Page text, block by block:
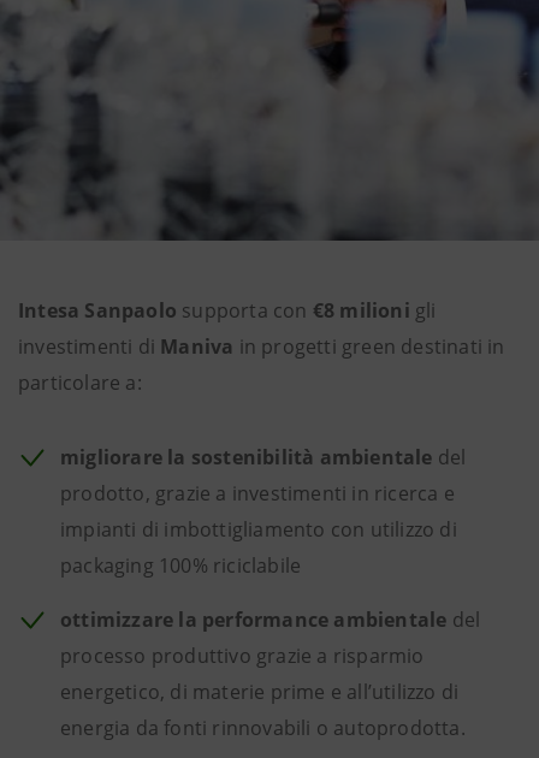
Intesa Sanpaolo supporta con €8 milioni gli
investimenti di Maniva in progetti green destinati in
particolare a:
migliorare la sostenibilità ambientale del
prodotto, grazie a investimenti in ricerca e
impianti di imbottigliamento con utilizzo di
packaging 100% riciclabile
ottimizzare la performance ambientale del
processo produttivo grazie a risparmio
energetico, di materie prime e all’utilizzo di
energia da fonti rinnovabili o autoprodotta.